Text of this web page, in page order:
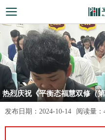
热烈庆祝《平衡态福慧双修（
福慧双修（第十期）智能培训
发布日期： 2024-10-14 阅读量：